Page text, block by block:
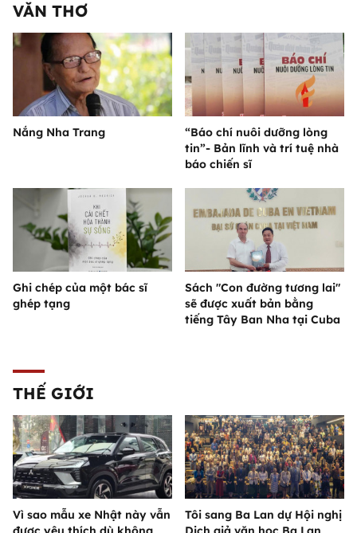
VĂN THƠ
Nắng Nha Trang
“Báo chí nuôi dưỡng lòng
tin”- Bản lĩnh và trí tuệ nhà
báo chiến sĩ
Ghi chép của một bác sĩ
ghép tạng
Sách "Con đường tương lai"
sẽ được xuất bản bằng
tiếng Tây Ban Nha tại Cuba
THẾ GIỚI
Vì sao mẫu xe Nhật này vẫn
Tôi sang Ba Lan dự Hội nghị